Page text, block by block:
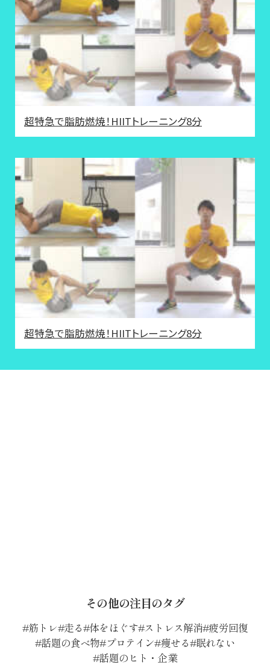
超特急で脂肪燃焼！HIITトレーニング8分
超特急で脂肪燃焼！HIITトレーニング8分
その他の注目のタグ
筋トレ 走る 体をほぐす ストレス解消 疲労回復
話題の食べ物 プロテイン 痩せる 眠れない
話題のヒト・企業